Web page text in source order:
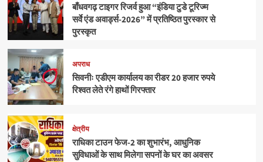
बाँधवगढ़ टाइगर रिजर्व हुआ “इंडिया टुडे टूरिज्म
सर्वे एंड अवार्ड्स-2026” में प्रतिष्ठित पुरस्कार से
पुरस्कृत
अपराध
सिवनीः एडीएम कार्यालय का रीडर 20 हजार रुपये
रिश्वत लेते रंगे हाथों गिरफ्तार
क्षेत्रीय
राधिका टाउन फेज-2 का शुभारंभ, आधुनिक
सुविधाओं के साथ मिलेगा सपनों के घर का अवसर